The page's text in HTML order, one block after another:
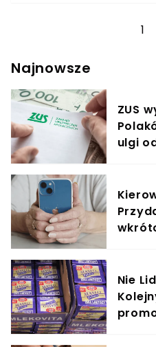
gwiazdami”?
1
Najnowsze
ZUS
ulgi
Nie